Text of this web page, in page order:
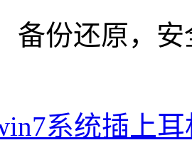
备份还原，
系统插上